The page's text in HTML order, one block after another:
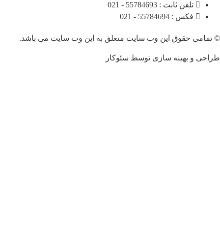
تلفن ثابت : 55784693 - 021
فکس : 55784694 - 021
حقوق این وب سایت متعلق به این وب سایت می باشد.
بهینه سازی توسط سئوکار